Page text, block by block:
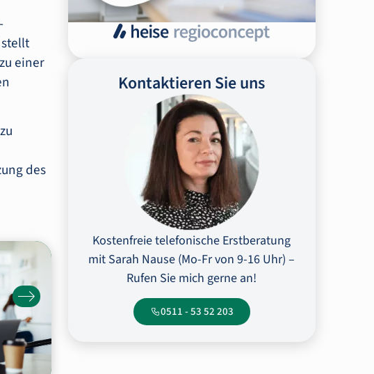
einer
des
Kontaktieren Sie uns
Kostenfreie telefonische Erstberatung
mit Sarah Nause (Mo-Fr von 9-16 Uhr) –
Rufen Sie mich gerne an!
0511 - 53 52 203